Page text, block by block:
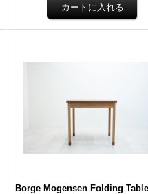
Borge Mogensen Folding